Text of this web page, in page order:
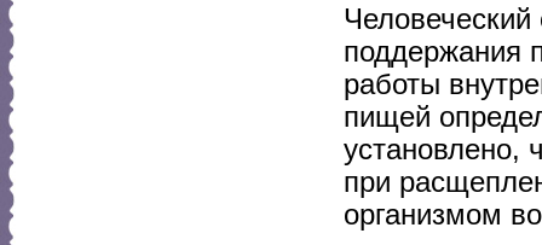
поддержания
работы
пищей
установлено,
при
организмом